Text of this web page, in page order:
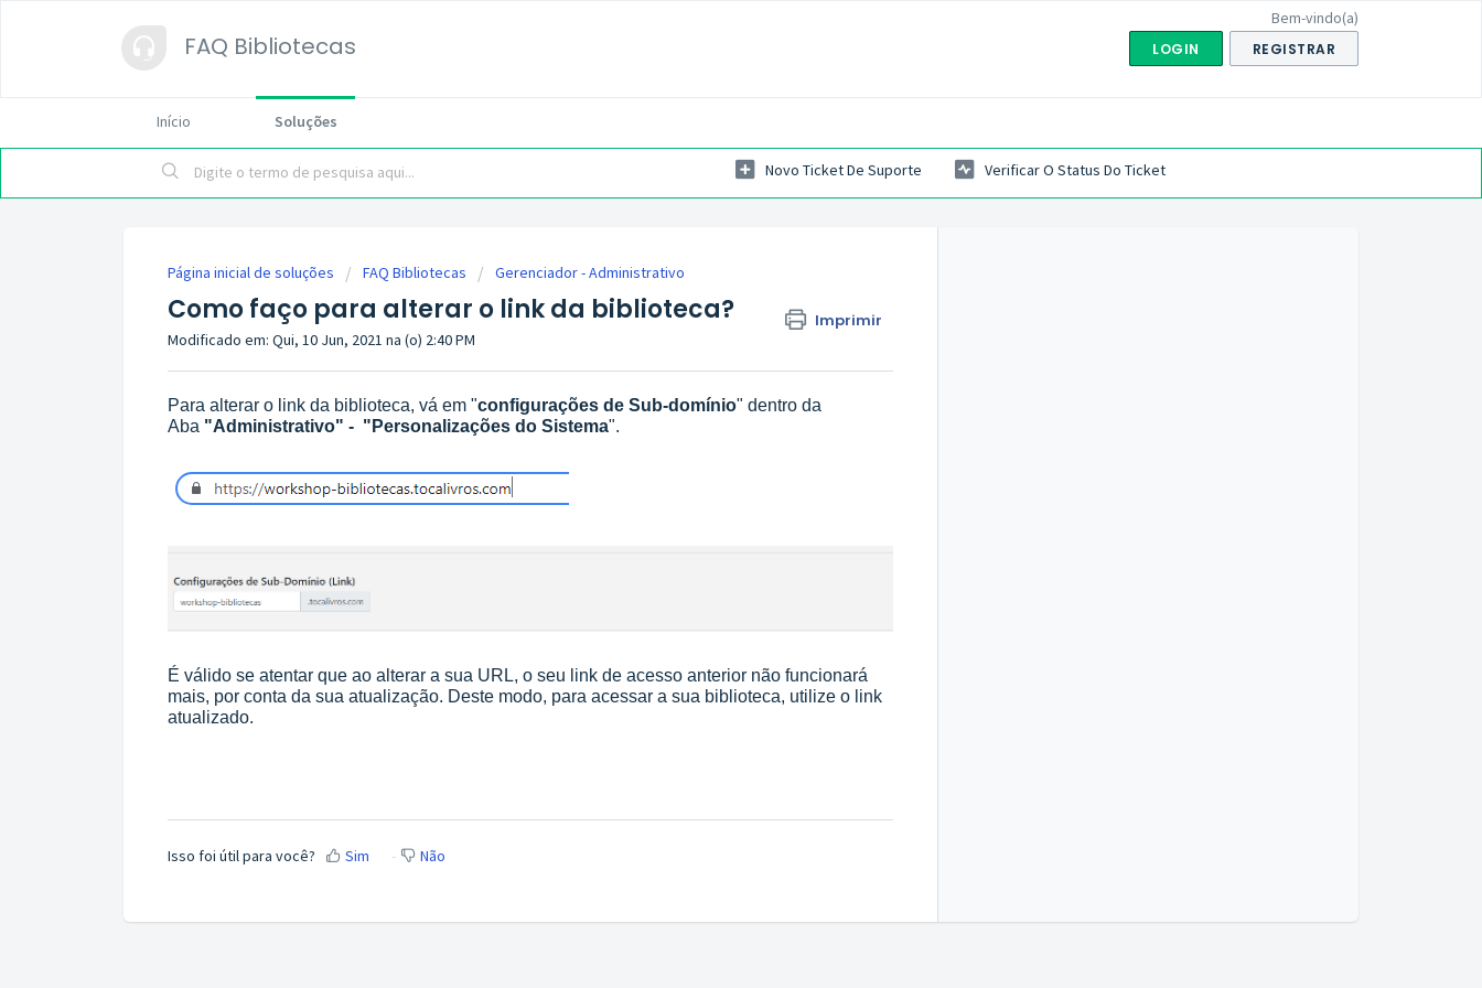
FAQ Bibliotecas
Bem-vindo(a)
LOGIN REGISTRAR
Início Soluções
Novo Ticket De Suporte Verificar O Status Do Ticket
Página inicial de soluções FAQ Bibliotecas Gerenciador - Administrativo
Como faço para alterar o link da biblioteca? Imprimir
Modificado em: Qui, 10 Jun, 2021 na (o) 2:40 PM
Para alterar o link da biblioteca, vá em "configurações de Sub-domínio" dentro da
Aba "Administrativo" - "Personalizações do Sistema".
É válido se atentar que ao alterar a sua URL, o seu link de acesso anterior não funcionará
mais, por conta da sua atualização. Deste modo, para acessar a sua biblioteca, utilize o link
atualizado.
Isso foi útil para você? Sim Não